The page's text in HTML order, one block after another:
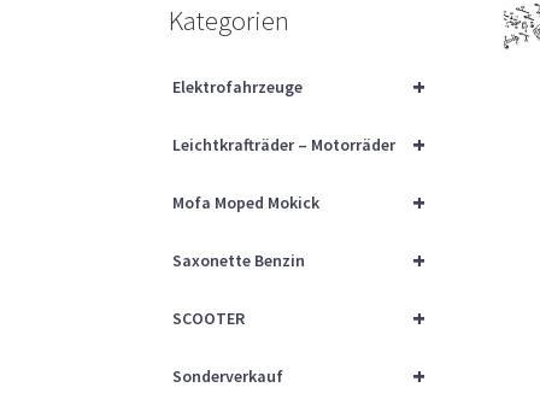
Kategorien
+
Elektrofahrzeuge
+
Leichtkrafträder – Motorräder
+
Mofa Moped Mokick
+
Saxonette Benzin
+
SCOOTER
+
Sonderverkauf